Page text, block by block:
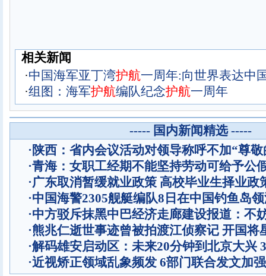
相关新闻
·中国海军亚丁湾护航一周年:向世界表达中
·组图：海军护航编队纪念护航一周年
----- 国内新闻精选 -----
·陕西：省内会议活动对领导称呼不加“尊敬
·青海：女职工经期不能坚持劳动可给予公
·广东取消暂缓就业政策 高校毕业生择业政
·中国海警2305舰艇编队8日在中国钓鱼岛
·中方驳斥抹黑中巴经济走廊建设报道：不
·熊兆仁逝世事迹曾被拍渡江侦察记 开国将
·解码雄安启动区：未来20分钟到北京大兴
·近视矫正领域乱象频发 6部门联合发文加